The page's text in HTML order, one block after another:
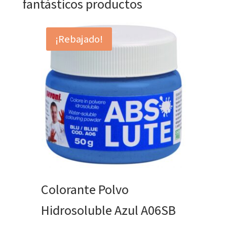
fantásticos productos
¡Rebajado!
Colorante Polvo
Hidrosoluble Azul A06SB